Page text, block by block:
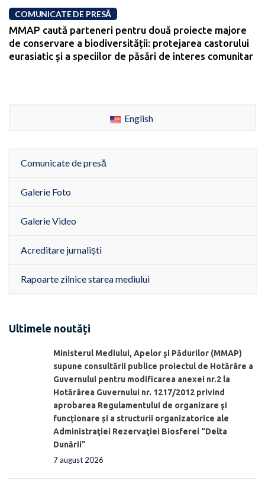
COMUNICATE DE PRESĂ
MMAP caută parteneri pentru două proiecte majore
de conservare a biodiversității: protejarea castorului
eurasiatic și a speciilor de păsări de interes comunitar
English
Comunicate de presă
Galerie Foto
Galerie Video
Acreditare jurnaliști
Rapoarte zilnice starea mediului
Ultimele noutăți
Ministerul Mediului, Apelor şi Pădurilor (MMAP)
supune consultării publice proiectul de Hotărâre a
Guvernului pentru modificarea anexei nr.2 la
Hotărârea Guvernului nr. 1217/2012 privind
aprobarea Regulamentului de organizare şi
funcționare și a structurii organizatorice ale
Administraţiei Rezervaţiei Biosferei “Delta
Dunării”
7 august 2026